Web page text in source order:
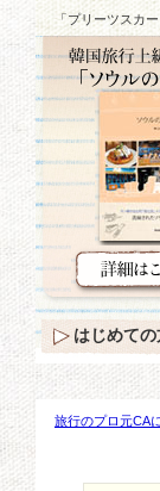
「プリーツスカ
旅行のプロ元CA
はじめて